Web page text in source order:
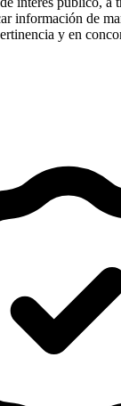
información de
y en